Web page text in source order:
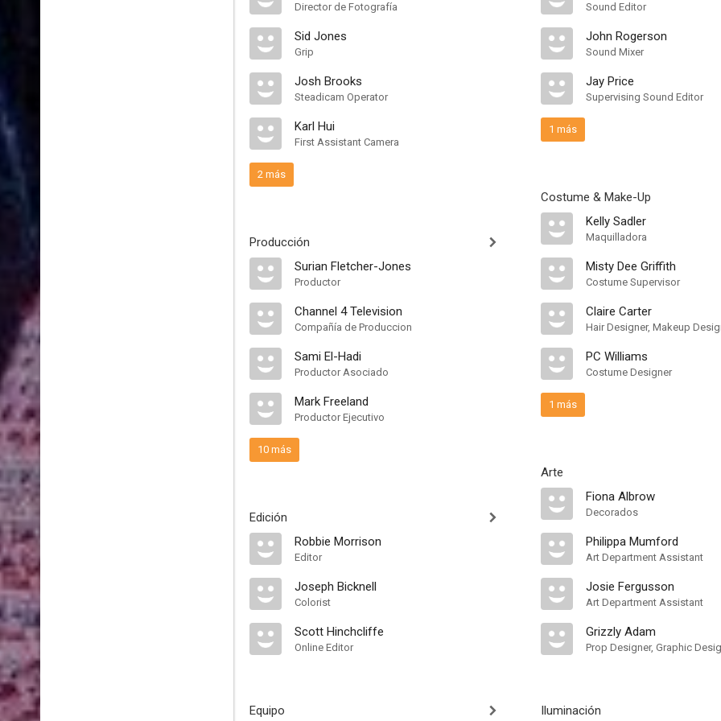
Director de Fotografía
Sid Jones
Grip
Josh Brooks
Steadicam Operator
Karl Hui
First Assistant Camera
2 más
Producción
Surian Fletcher-Jones
Productor
Channel 4 Television
Compañía de Produccion
Sami El-Hadi
Productor Asociado
Mark Freeland
Productor Ejecutivo
10 más
Edición
Robbie Morrison
Editor
Joseph Bicknell
Colorist
Scott Hinchcliffe
Online Editor
Equipo
Sound Editor
John Rogerson
Sound Mixer
Jay Price
Supervising Sound Editor
1 más
Costume & Make-Up
Kelly Sadler
Maquilladora
Misty Dee Griffith
Costume Supervisor
Claire Carter
Hair Designer, Makeup
PC Williams
Costume Designer
1 más
Arte
Fiona Albrow
Decorados
Philippa Mumford
Art Department Assistant
Josie Fergusson
Art Department Assistant
Grizzly Adam
Prop Designer, Graphic
Iluminación